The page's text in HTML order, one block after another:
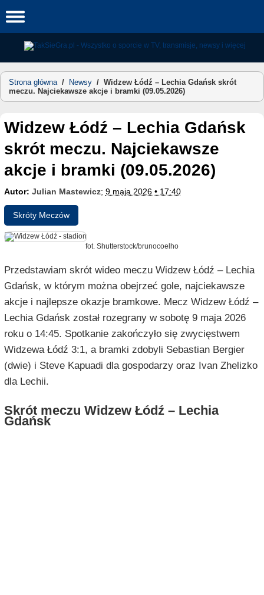
to
Strona główna/ Newsy / Widzew Łódź – Lechia Gdańsk skrót
meczu. Najciekawsze akcje i bramki (09.05.2026)
Widzew Łódź – Lechia Gdańsk
skrót meczu. Najciekawsze
akcje i bramki (09.05.2026)
Autor: Julian Mastewicz; 9 maja 2026 • 17:40
Skróty Meczów
fot. Shutterstock/brunocoelho
Przedstawiam skrót wideo meczu Widzew Łódź – Lechia
Gdańsk, w którym można obejrzeć gole, najciekawsze
akcje i najlepsze okazje bramkowe. Mecz Widzew Łódź –
Lechia Gdańsk został rozegrany w sobotę 9 maja 2026
roku o 14:45. Spotkanie zakończyło się zwycięstwem
Widzewa Łódź 3:1, a bramki zdobyli Sebastian Bergier
(dwie) i Steve Kapuadi dla gospodarzy oraz Ivan Zhelizko
dla Lechii.
Skrót meczu Widzew Łódź – Lechia
Gdańsk